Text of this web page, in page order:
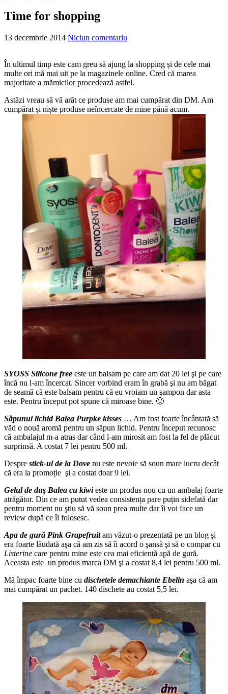
Time for shopping
13 decembrie 2014 Niciun comentariu
În ultimul timp este cam greu să ajung la shopping și de cele mai
multe ori mă mai uit pe la magazinele online. Cred că marea
majoritate a mămicilor procedează astfel.
Astăzi vreau să vă arăt ce produse am mai cumpărat din DM. Am
cumpărat și niște produse neîncercate de mine până acum.
SYOSS Silicone free este un balsam pe care am dat 20 lei şi pe care
încă nu l-am încercat. Sincer vorbind eram în grabă şi nu am băgat
de seamă că este balsam pentru că eu vroiam un şampon dar asta
este. Pentru început pot spune că miroase bine. 🙂
Săpunul lichid Balea Purpke kisses … Am fost foarte încântată să
văd o nouă aromă pentru un săpun lichid. Pentru început recunosc
că ambalajul m-a atras dar când l-am mirosit am fost la fel de plăcut
surprinsă. A costat 7 lei pentru 500 ml.
Despre stick-ul de la Dove nu este nevoie să soun mare lucru decât
că era la promoție şi a costat doar 9 lei.
Gelul de duş Balea cu kiwieste un produs nou cu un ambalaj foarte
atrăgător. Din ce am putut vedea consistența pare puțin sidefată dar
pentru moment nu ştiu să vă soun prea multe dar îi voi face un
review după ce îl folosesc.
Apa de gură Pink Grapefruitam văzut-o prezentată pe un blog şi
era foarte lăudată aşa că am zis să îi acord o şansă şi să o compar cu
Listerine care pentru mine este cea mai eficientă apă de gură.
Aceasta este un produs marca DM şi a costat 8,4 lei pentru 500 ml.
Mă împac foarte bine cu dischetele demachiante Ebelin aşa că am
mai cumpărat un pachet. 140 dischete au costat 5,5 lei.